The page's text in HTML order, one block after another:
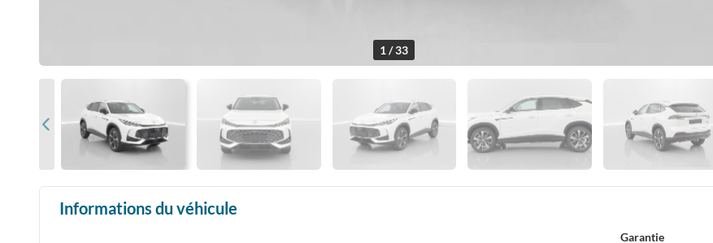
1 / 33
Informations du véhicule
Garantie